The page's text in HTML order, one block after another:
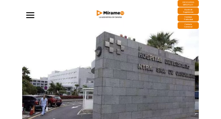
DESCARGA
MIRAPLAY
Buzón de
Sugerencias
Contratar
Publicidad
Contacto
Comercial